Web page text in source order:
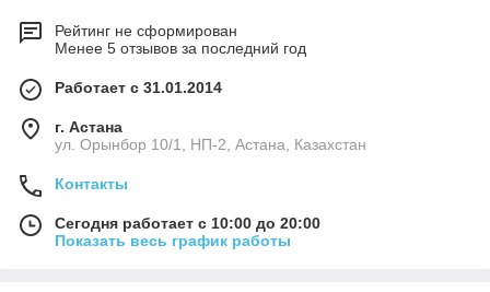
Рейтинг не сформирован
Менее 5 отзывов за последний год
Работает с 31.01.2014
г. Астана
ул. Орынбор 10/1, НП-2, Астана, Казахстан
Контакты
Сегодня работает с 10:00 до 20:00
Показать весь график работы